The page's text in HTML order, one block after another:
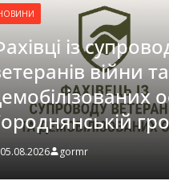
НОВИНИ
НА
gormr